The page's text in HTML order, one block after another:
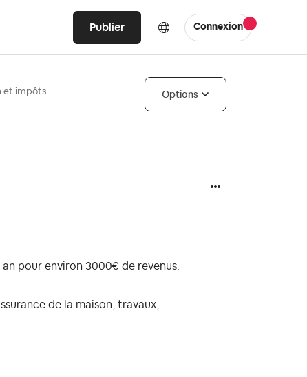
Publier Connexion
et impôts Options
pour environ 3000€ de revenus.
de la maison, travaux,